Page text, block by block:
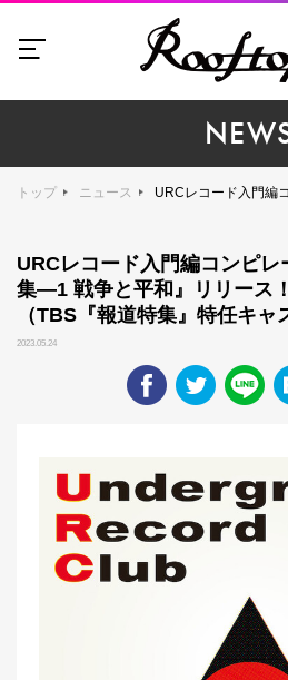
トップ ニュース ​​​​​​​URCレコード入門編コンピレーション『URC銘曲集
​​​​​​​URCレコード入門編コンピレ
集―1 戦争と平和』リリース
（TBS『報道特集』特任キャ
2023.05.24